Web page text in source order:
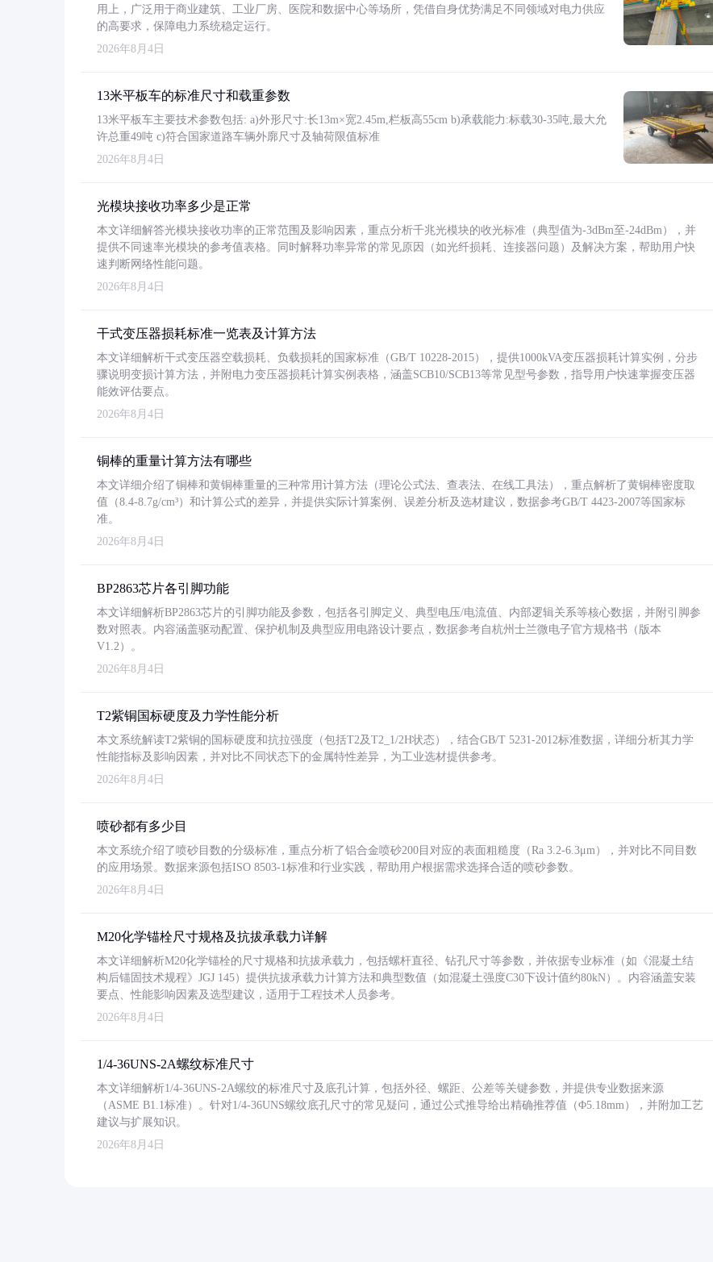
用上，广泛用于商业建筑、工业厂房、医院和数据中心等场所，凭借自身优势满足不同领域对电力供应
的高要求，保障电力系统稳定运行。
2026年8月4日
13米平板车的标准尺寸和载重参数
13米平板车主要技术参数包括: a)外形尺寸:长13m×宽2.45m,栏板高55cm b)承载能力:标载30-35吨,最大允
许总重49吨 c)符合国家道路车辆外廓尺寸及轴荷限值标准
2026年8月4日
光模块接收功率多少是正常
本文详细解答光模块接收功率的正常范围及影响因素，重点分析千兆光模块的收光标准（典型值为-3dBm至-24dBm），并
提供不同速率光模块的参考值表格。同时解释功率异常的常见原因（如光纤损耗、连接器问题）及解决方案，帮助用户快
速判断网络性能问题。
2026年8月4日
干式变压器损耗标准一览表及计算方法
本文详细解析干式变压器空载损耗、负载损耗的国家标准（GB/T 10228-2015），提供1000kVA变压器损耗计算实例，分步
骤说明变损计算方法，并附电力变压器损耗计算实例表格，涵盖SCB10/SCB13等常见型号参数，指导用户快速掌握变压器
能效评估要点。
2026年8月4日
铜棒的重量计算方法有哪些
本文详细介绍了铜棒和黄铜棒重量的三种常用计算方法（理论公式法、查表法、在线工具法），重点解析了黄铜棒密度取
值（8.4-8.7g/cm³）和计算公式的差异，并提供实际计算案例、误差分析及选材建议，数据参考GB/T 4423-2007等国家标
准。
2026年8月4日
BP2863芯片各引脚功能
本文详细解析BP2863芯片的引脚功能及参数，包括各引脚定义、典型电压/电流值、内部逻辑关系等核心数据，并附引脚参
数对照表。内容涵盖驱动配置、保护机制及典型应用电路设计要点，数据参考自杭州士兰微电子官方规格书（版本
V1.2）。
2026年8月4日
T2紫铜国标硬度及力学性能分析
本文系统解读T2紫铜的国标硬度和抗拉强度（包括T2及T2_1/2H状态），结合GB/T 5231-2012标准数据，详细分析其力学
性能指标及影响因素，并对比不同状态下的金属特性差异，为工业选材提供参考。
2026年8月4日
喷砂都有多少目
本文系统介绍了喷砂目数的分级标准，重点分析了铝合金喷砂200目对应的表面粗糙度（Ra 3.2-6.3μm），并对比不同目数
的应用场景。数据来源包括ISO 8503-1标准和行业实践，帮助用户根据需求选择合适的喷砂参数。
2026年8月4日
M20化学锚栓尺寸规格及抗拔承载力详解
本文详细解析M20化学锚栓的尺寸规格和抗拔承载力，包括螺杆直径、钻孔尺寸等参数，并依据专业标准（如《混凝土结
构后锚固技术规程》JGJ 145）提供抗拔承载力计算方法和典型数值（如混凝土强度C30下设计值约80kN）。内容涵盖安装
要点、性能影响因素及选型建议，适用于工程技术人员参考。
2026年8月4日
1/4-36UNS-2A螺纹标准尺寸
本文详细解析1/4-36UNS-2A螺纹的标准尺寸及底孔计算，包括外径、螺距、公差等关键参数，并提供专业数据来源
（ASME B1.1标准）。针对1/4-36UNS螺纹底孔尺寸的常见疑问，通过公式推导给出精确推荐值（Φ5.18mm），并附加工艺
建议与扩展知识。
2026年8月4日